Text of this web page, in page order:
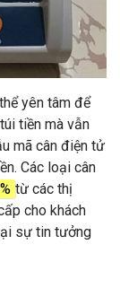
yên tâm để
tiền mà vẫn
mã cân điện tử
Các loại cân
từ các thị
cho khách
sự tin tưởng